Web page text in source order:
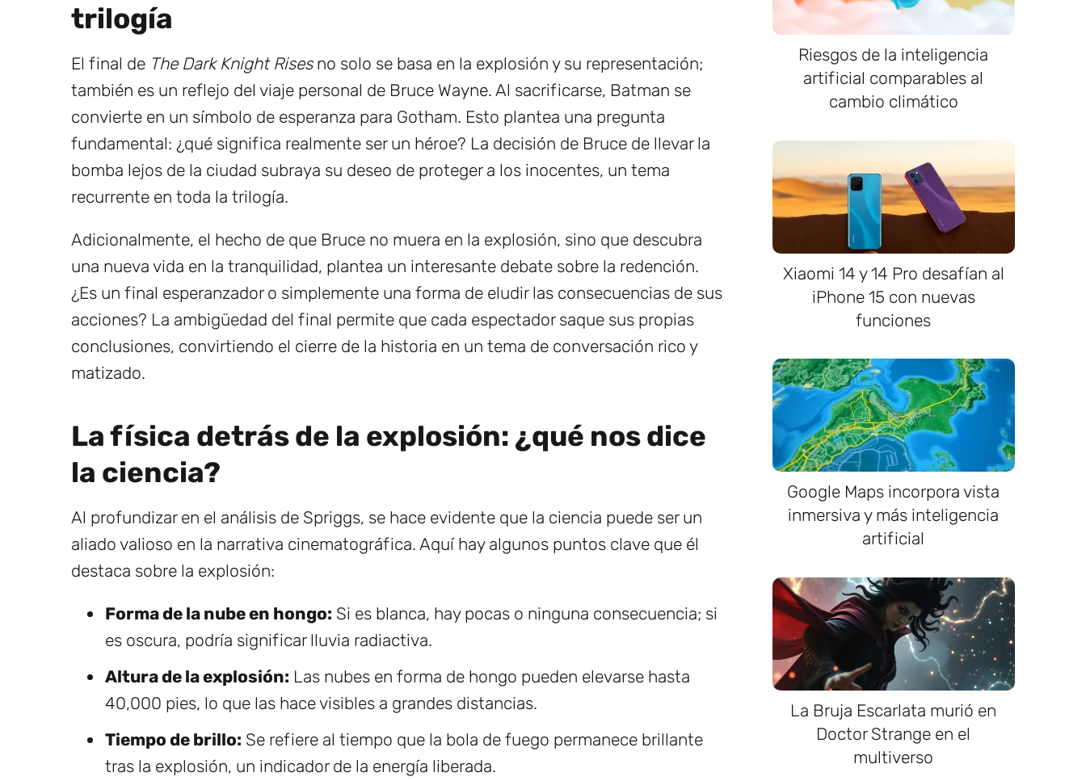
trilogía
El final de The Dark Knight Risesno solo se basa en la explosión y su representación;
también es un reflejo del viaje personal de Bruce Wayne. Al sacrificarse, Batman se
convierte en un símbolo de esperanza para Gotham. Esto plantea una pregunta
fundamental: ¿qué significa realmente ser un héroe? La decisión de Bruce de llevar la
bomba lejos de la ciudad subraya su deseo de proteger a los inocentes, un tema
recurrente en toda la trilogía.
Adicionalmente, el hecho de que Bruce no muera en la explosión, sino que descubra
una nueva vida en la tranquilidad, plantea un interesante debate sobre la redención.
¿Es un final esperanzador o simplemente una forma de eludir las consecuencias de sus
acciones? La ambigüedad del final permite que cada espectador saque sus propias
conclusiones, convirtiendo el cierre de la historia en un tema de conversación rico y
matizado.
La física detrás de la explosión: ¿qué nos dice
la ciencia?
Al profundizar en el análisis de Spriggs, se hace evidente que la ciencia puede ser un
aliado valioso en la narrativa cinematográfica. Aquí hay algunos puntos clave que él
destaca sobre la explosión:
Forma de la nube en hongo: Si es blanca, hay pocas o ninguna consecuencia; si
es oscura, podría significar lluvia radiactiva.
Altura de la explosión: Las nubes en forma de hongo pueden elevarse hasta
40,000 pies, lo que las hace visibles a grandes distancias.
Tiempo de brillo: Se refiere al tiempo que la bola de fuego permanece brillante
tras la explosión, un indicador de la energía liberada.
Riesgos de la inteligencia
artificial comparables al
cambio climático
Xiaomi 14 y 14 Pro desafían al
iPhone 15 con nuevas
funciones
Google Maps incorpora vista
inmersiva y más inteligencia
artificial
La Bruja Escarlata murió en
Doctor Strange en el
multiverso